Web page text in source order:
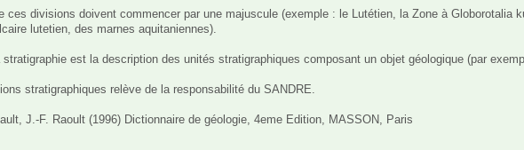
ces divisions doivent commencer par une majuscule (exemple : le Lutétien, la Zone à Globorotalia
lutetien, des marnes aquitaniennes).
stratigraphie est la description des unités stratigraphiques composant un objet géologique (par
stratigraphiques relève de la responsabilité du SANDRE.
J.-F. Raoult (1996) Dictionnaire de géologie, 4eme Edition, MASSON, Paris